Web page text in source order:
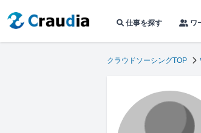
仕事を探す ワ
クラウドソーシングTOP